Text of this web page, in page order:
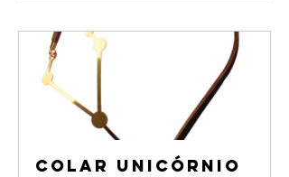
Colar Unicórnio